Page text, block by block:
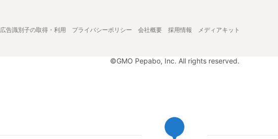
広告識別子の取得・利用 プライバシーポリシー 会社概要 採用情報 メディアキット
©GMO Pepabo, Inc. All rights reserved.